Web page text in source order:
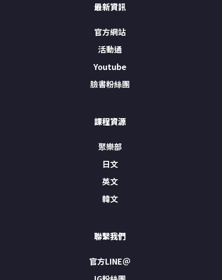
最新資訊
官方網站
活動通
Youtube
臉書粉絲團
課程資源
聚樂部
日文
英文
韓文
聯繫我們
官方LINE＠